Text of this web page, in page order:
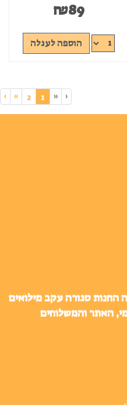
₪89
הוספה לעגלה
‹
«
1
2
»
›
החנות סגורה עקב מילואים
האתר והמשלוחים
.